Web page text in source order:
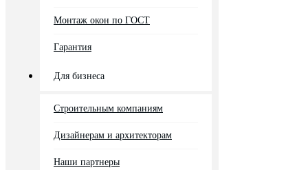
Монтаж окон по ГОСТ
Гарантия
Для бизнеса
Строительным компаниям
Дизайнерам и архитекторам
Наши партнеры